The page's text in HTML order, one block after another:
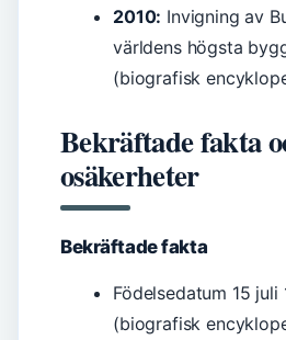
2010: Invigning av
världens högsta
(biografisk
Bekräftade fakta
osäkerheter
Bekräftade fakta
Födelsedatum 15
(biografisk